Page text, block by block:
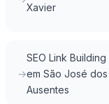
Xavier
SEO Link Building
em São José dos
Ausentes